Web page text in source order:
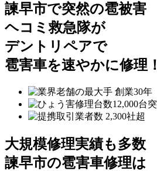
諫早市で突然の雹被害
ヘコミ救急隊が
デントリペアで
雹害車を速やかに修理！
大規模修理実績も多数
諫早市の雹害車修理は